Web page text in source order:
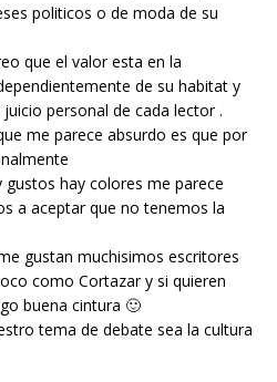
politicos o de moda de su
que el valor esta en la
de su habitat y
personal de cada lector .
me parece absurdo es que por
hay colores me parece
a aceptar que no tenemos la
gustan muchisimos escritores
como Cortazar y si quieren
buena cintura 🙂
tema de debate sea la cultura